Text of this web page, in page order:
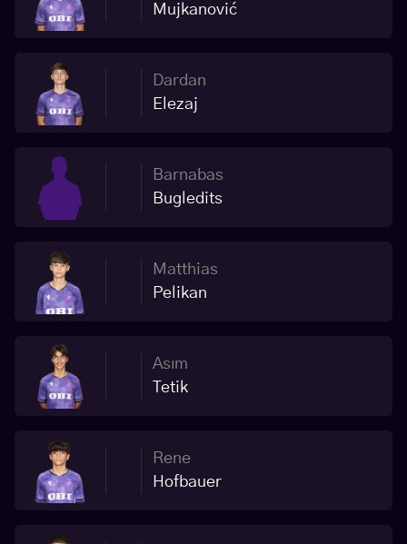
Mujkanović
Dardan
Elezaj
Barnabas
Bugledits
Matthias
Pelikan
Asım
Tetik
Rene
Hofbauer